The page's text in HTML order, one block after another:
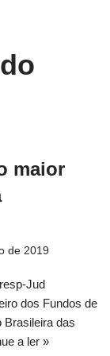
maior
de 2019
Jud
dos Fundos de
Brasileira das
a ler »